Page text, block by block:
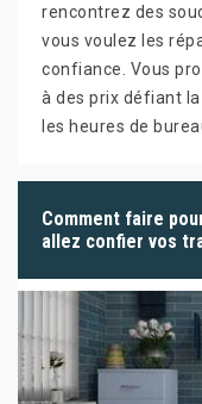
rencontrez des
vous voulez les
confiance. Vous
à des prix défiant
les heures de
Comment faire
allez confier vos